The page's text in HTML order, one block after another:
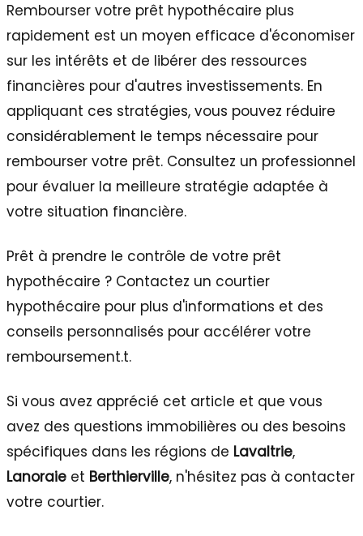
Rembourser votre prêt hypothécaire plus
rapidement est un moyen efficace d'économiser
sur les intérêts et de libérer des ressources
financières pour d'autres investissements. En
appliquant ces stratégies, vous pouvez réduire
considérablement le temps nécessaire pour
rembourser votre prêt. Consultez un professionnel
pour évaluer la meilleure stratégie adaptée à
votre situation financière.
Prêt à prendre le contrôle de votre prêt
hypothécaire ? Contactez un courtier
hypothécaire pour plus d'informations et des
conseils personnalisés pour accélérer votre
remboursement.t.
Si vous avez apprécié cet article et que vous
avez des questions immobilières ou des besoins
spécifiques dans les régions de Lavaltrie,
Lanoraie et Berthierville, n'hésitez pas à contacter
votre courtier.